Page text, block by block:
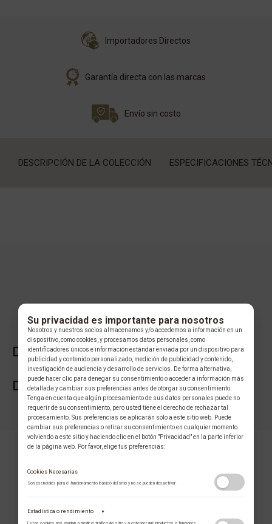
Importadores Directos
Garantía directa con las marcas
Envío sin costo
DESCRIPCIÓN DE LA COLECCIÓN ESPECIFICACIONES
DESCRIPCIÓN DE LA COLECCIÓN
DESCRIPCIÓN DE LA MARCA
Su privacidad es importante para nosotros
Nosotros y nuestros socios almacenamos y/o accedemos a información en un
dispositivo, como cookies, y procesamos datos personales, como
identificadores únicos e información estándar enviada por un dispositivo para
publicidad y contenido personalizado, medición de publicidad y contenido,
investigación de audiencia y desarrollo de servicios. De forma alternativa,
puede hacer clic para denegar su consentimiento o acceder a información más
detallada y cambiar sus preferencias antes de otorgar su consentimiento.
Tenga en cuenta que algún procesamiento de sus datos personales puede no
requerir de su consentimiento, pero usted tiene el derecho de rechazar tal
procesamiento. Sus preferencias se aplicarán solo a este sitio web. Puede
cambiar sus preferencias o retirar su consentimiento en cualquier momento
volviendo a este sitio y haciendo clic en el botón "Privacidad" en la parte inferior
de la página web. Por favor, elige tus preferencias:
Cookies Necesarias
Son esenciales para el funcionamiento básico del sitio y no se pueden desactivar.
Estadística o rendimiento ▼